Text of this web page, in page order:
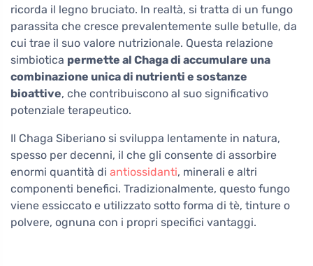
ricorda il legno bruciato. In realtà, si tratta di un fungo
parassita che cresce prevalentemente sulle betulle, da
cui trae il suo valore nutrizionale. Questa relazione
simbiotica permette al Chaga di accumulare una
combinazione unica di nutrienti e sostanze
bioattive, che contribuiscono al suo significativo
potenziale terapeutico.
Il Chaga Siberiano si sviluppa lentamente in natura,
spesso per decenni, il che gli consente di assorbire
enormi quantità di antiossidanti, minerali e altri
componenti benefici. Tradizionalmente, questo fungo
viene essiccato e utilizzato sotto forma di tè, tinture o
polvere, ognuna con i propri specifici vantaggi.